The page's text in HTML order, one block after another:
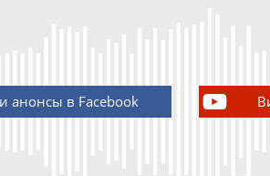
анонсы в Facebook